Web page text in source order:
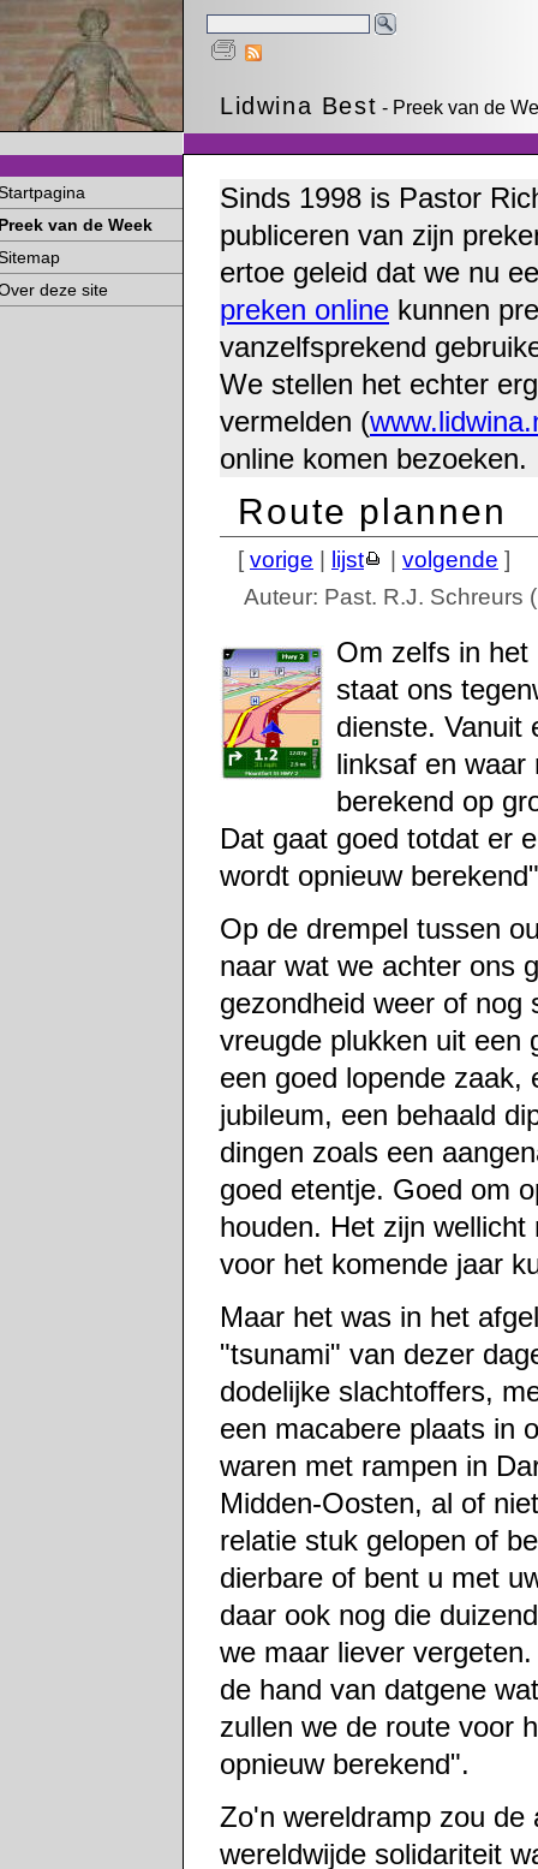
Lidwina Best - Preek van de
van de Week
deze site
Sinds 1998 is Pastor
publiceren van zijn
ertoe geleid dat we nu
preken online kunnen
vanzelfsprekend
We stellen het echter
vermelden (
online komen bezoeken.
Route plannen
[ vorige lijst volgende ]
Auteur: Past. R.J. Schreurs
Om zelfs in het
staat ons
dienste. Vanuit
linksaf en waar
berekend op
Dat gaat goed totdat er
wordt opnieuw
Op de drempel tussen
naar wat we achter ons
gezondheid weer of nog
vreugde plukken uit een
een goed lopende zaak,
jubileum, een behaald
dingen zoals een
goed etentje. Goed om
houden. Het zijn
voor het komende jaar
Maar het was in het
"tsunami" van dezer
dodelijke slachtoffers,
een macabere plaats in
waren met rampen in
Midden-Oosten, al of
relatie stuk gelopen of
dierbare of bent u met
daar ook nog die
we maar liever
de hand van datgene
zullen we de route voor
opnieuw berekend".
Zo'n wereldramp zou de
wereldwijde solidariteit